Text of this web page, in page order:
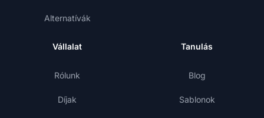
Alternatívák
Vállalat
Rólunk
Díjak
Tanulás
Blog
Sablonok